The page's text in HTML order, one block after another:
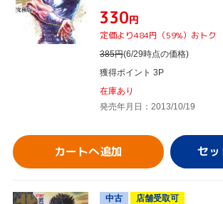
¥330円
定価より484円（59%）おトク
385円(6/29時点の価格)
獲得ポイント 3P
在庫あり
発売年月日：2013/10/19
カートへ追加
中古
店舗受取可